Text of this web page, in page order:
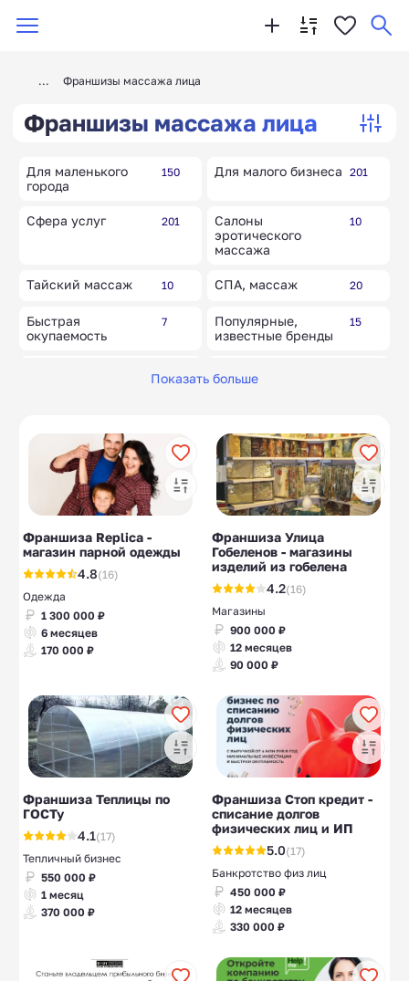
Франшизы массажа лица
Франшизы массажа лица
Для маленького
города
150 Для малого бизнеса 201
Сфера услуг 201
Салоны
эротического
массажа
10
Тайский массаж 10 СПА, массаж 20
Быстрая
окупаемость
7
Популярные,
известные бренды
15
Свадебные салоны 10
Экспресс-стрижки
и парикмахерские
10
Ортопедические
салоны
Показать больше
Франшиза Replica -
магазин парной одежды
4.8(16)
Одежда
1 300 000 ₽
6 месяцев
170 000 ₽
Франшиза Улица
Гобеленов - магазины
изделий из гобелена
4.2(16)
Магазины
900 000 ₽
12 месяцев
90 000 ₽
Франшиза Теплицы по
ГОСТу
4.1(17)
Тепличный бизнес
550 000 ₽
1 месяц
370 000 ₽
Франшиза Стоп кредит -
списание долгов
физических лиц и ИП
5.0(17)
Банкротство физ лиц
450 000 ₽
12 месяцев
330 000 ₽